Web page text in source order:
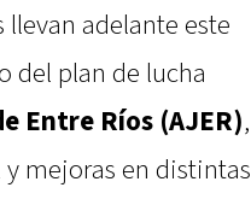
adelante este
del plan de lucha
Entre Ríos (AJER),
mejoras en distintas